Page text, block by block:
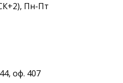
Пн-Пт
оф. 407